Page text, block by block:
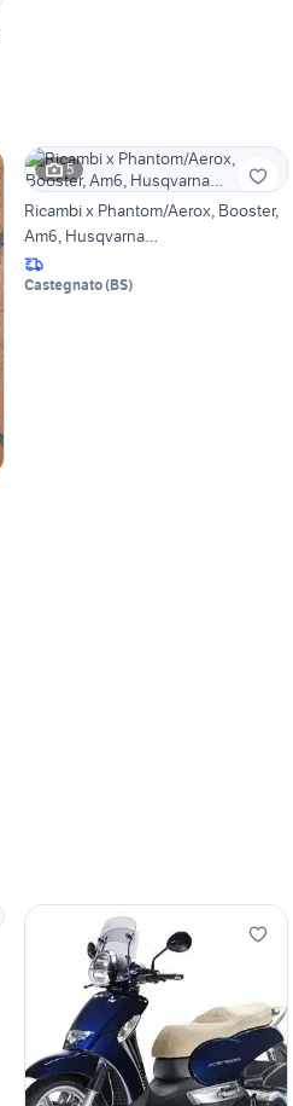
5
Ricambi x Phantom/Aerox, Booster,
Am6, Husqvarna…
Castegnato(BS)